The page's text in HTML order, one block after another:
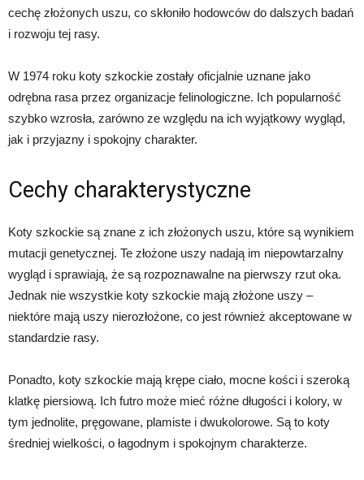
cechę złożonych uszu, co skłoniło hodowców do dalszych badań
i rozwoju tej rasy.
W 1974 roku koty szkockie zostały oficjalnie uznane jako
odrębna rasa przez organizacje felinologiczne. Ich popularność
szybko wzrosła, zarówno ze względu na ich wyjątkowy wygląd,
jak i przyjazny i spokojny charakter.
Cechy charakterystyczne
Koty szkockie są znane z ich złożonych uszu, które są wynikiem
mutacji genetycznej. Te złożone uszy nadają im niepowtarzalny
wygląd i sprawiają, że są rozpoznawalne na pierwszy rzut oka.
Jednak nie wszystkie koty szkockie mają złożone uszy –
niektóre mają uszy nierozłożone, co jest również akceptowane w
standardzie rasy.
Ponadto, koty szkockie mają krępe ciało, mocne kości i szeroką
klatkę piersiową. Ich futro może mieć różne długości i kolory, w
tym jednolite, pręgowane, plamiste i dwukolorowe. Są to koty
średniej wielkości, o łagodnym i spokojnym charakterze.